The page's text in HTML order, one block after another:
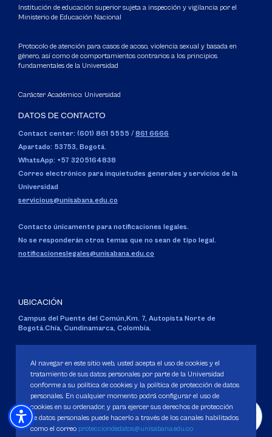
Institución de educación superior sujeta a inspección y vigilancia por el
Ministerio de Educación Nacional
Protocolo de atención para casos de acoso, violencia sexual y basada en
género, así como de comportamientos contrarios a los principios
fundamentales de la Universidad
Carácter Académico: Universidad
DATOS DE CONTACTO
Contact center: (601) 861 5555 / 861 6666
Apartado: 53753, Bogotá.
WhatsApp: +57 3205164838
Correo electrónico para inquietudes generales y servicios de la
Universidad
servicious@unisabana.edu.co
Contacto únicamente para notificaciones legales.
No se responderán otros temas que no sean de tipo legal.
notificacioneslegales@unisabana.edu.co
UBICACIÓN
Campus del Puente del Común,Km. 7, Autopista Norte de
Bogotá.Chía, Cundinamarca, Colombia.
Personería Jurídica:Resolución 130 del 14 de enero de 1980.
Ministerio de Educación Nacional.
Política de Protección de datos
Al navegar en este sitio web, usted acepta el uso de cookies y el
tratamiento de sus datos personales por parte de la Universidad
conforme a su política de cookies y la política de protección de datos
personales. En cualquier momento podrá configurar el uso de
cookies en su ordenador, y para ejercer sus derechos de protección
de datos personales puede hacerlo a través de los canales habilitados
como el correo protecciondedatos@unisabana.edu.co